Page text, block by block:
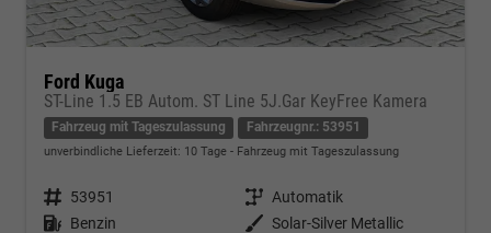
Ford Kuga
ST-Line 1.5 EB Autom. ST Line 5J.Gar KeyFree Kamera
Fahrzeug mit Tageszulassung Fahrzeugnr.: 53951
unverbindliche Lieferzeit: 10 Tage Fahrzeug mit Tageszulassung
Fahrzeugnr. 53951 Getriebe Automatik
Kraftstoff Benzin Außenfarbe Solar-Silver Metallic